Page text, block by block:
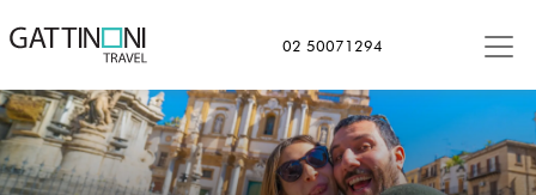
02 50071294